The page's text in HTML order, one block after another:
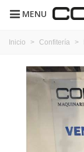
MENU
Inicio > Confitería >